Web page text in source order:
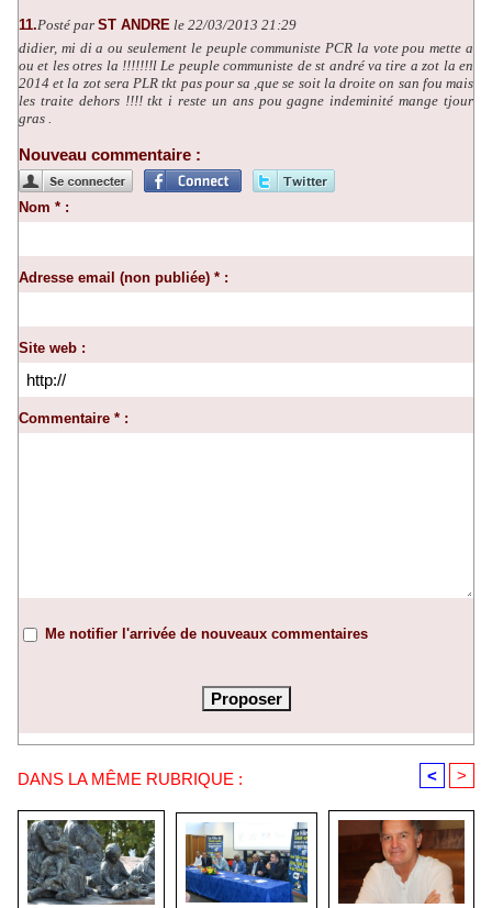
11.Posté par ST ANDRE le 22/03/2013 21:29
didier, mi di a ou seulement le peuple communiste PCR la vote pou mette a
ou et les otres la !!!!!!!l Le peuple communiste de st andré va tire a zot la en
2014 et la zot sera PLR tkt pas pour sa ,que se soit la droite on san fou mais
les traite dehors !!!! tkt i reste un ans pou gagne indeminité mange tjour
gras .
Nouveau commentaire :
Nom * :
Adresse email (non publiée) * :
Site web :
Commentaire * :
Me notifier l'arrivée de nouveaux commentaires
DANS LA MÊME RUBRIQUE : < >